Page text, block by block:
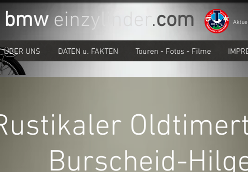
bmw einzylinder .com
ÜBER UNS DATEN u. FAKTEN Touren - Fotos - Filme
Burscheid-